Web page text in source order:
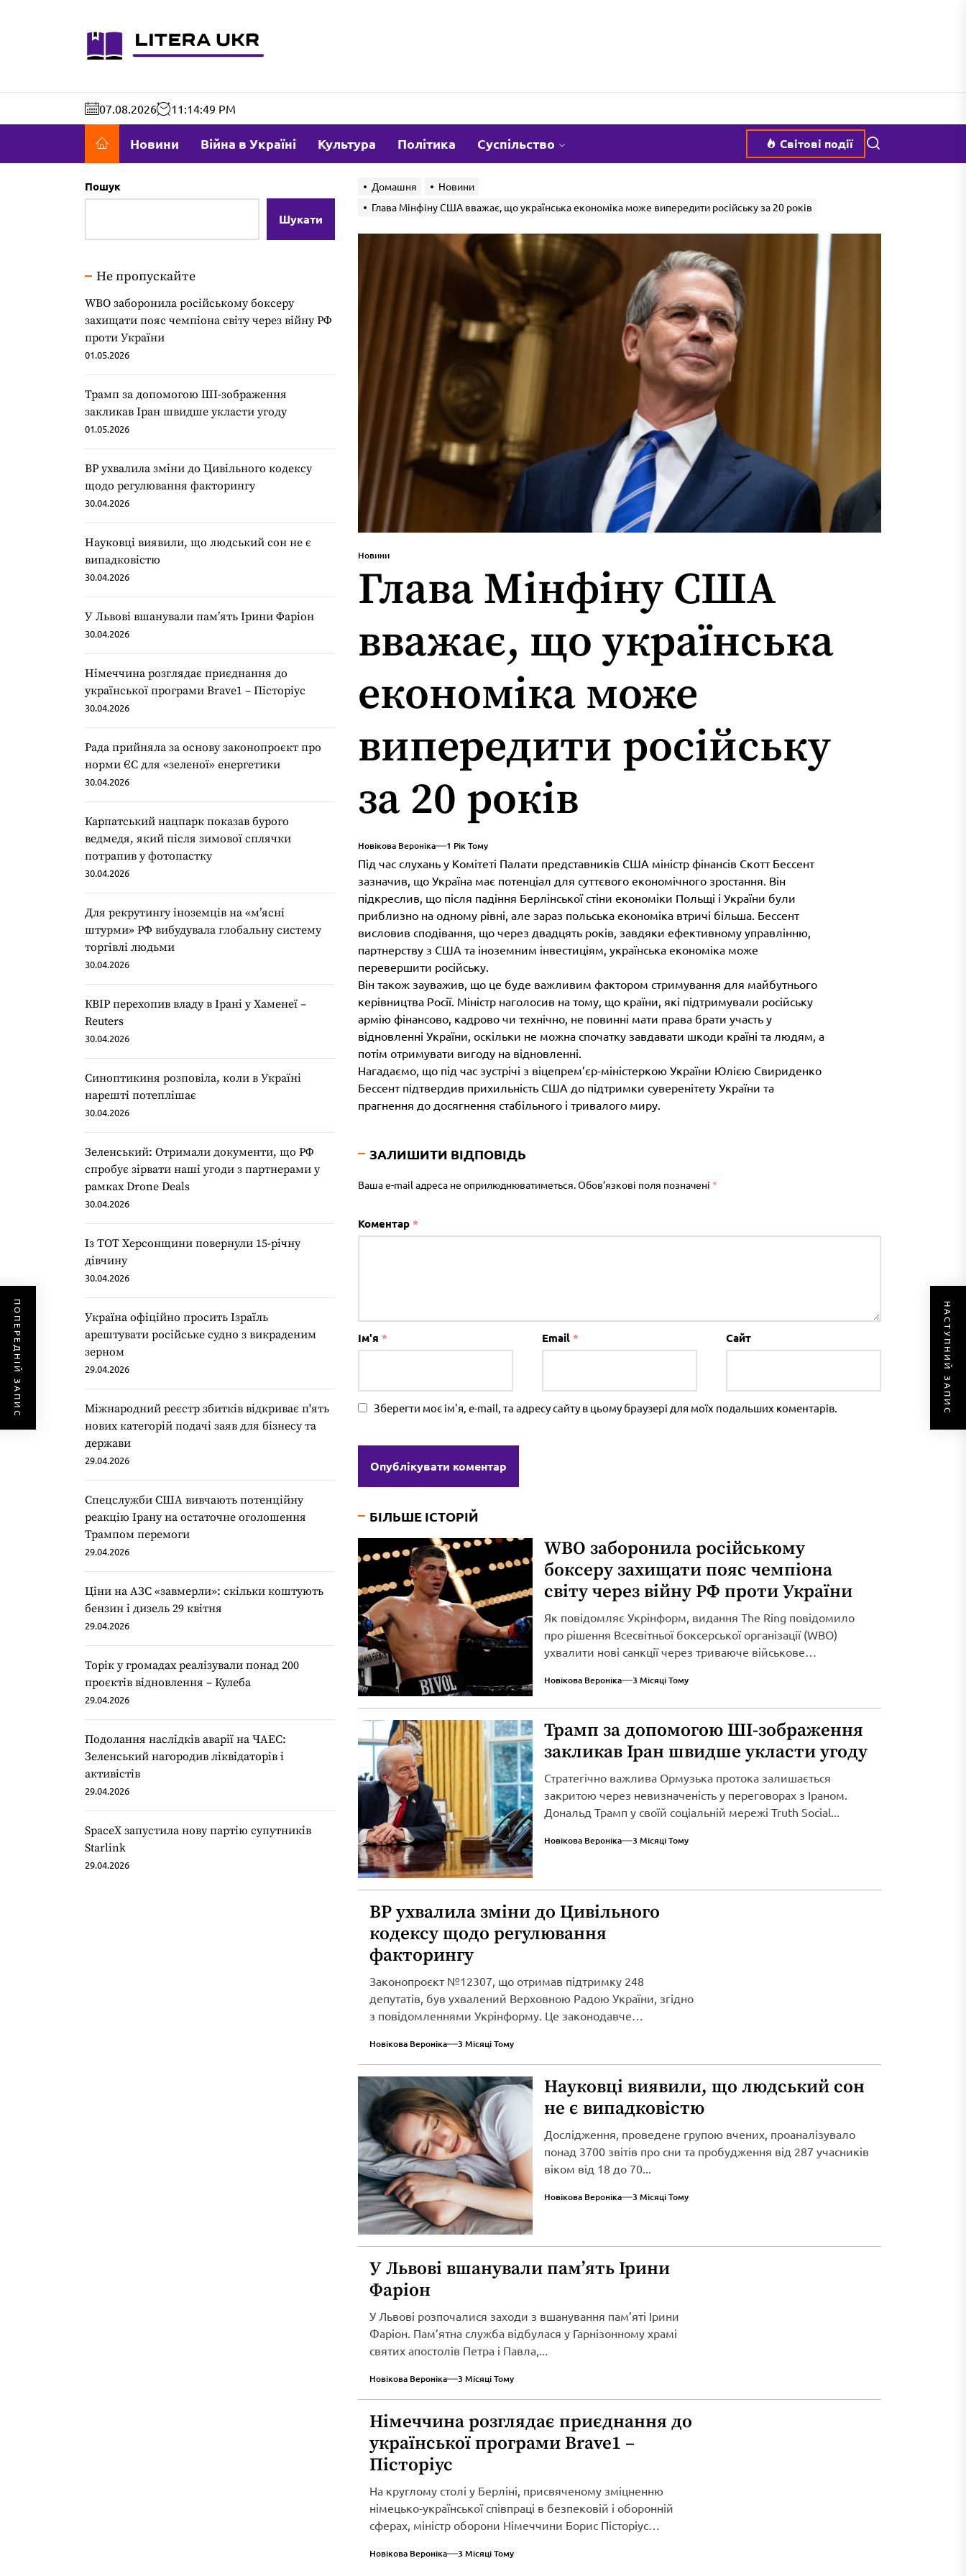
07.08.2026 11:14:50 PM
Новини Війна в Україні Культура Політика Суспільство Світові події Пошук
Домашня
Новини
Глава Мінфіну США вважає, що українська економіка може випередити російську за 20 років
Новини
Глава Мінфіну США
вважає, що українська
економіка може
випередити російську
за 20 років
Новікова Вероніка 1 Рік Тому
Під час слухань у Комітеті Палати представників США міністр фінансів Скотт Бессент
зазначив, що Україна має потенціал для суттєвого економічного зростання. Він
підкреслив, що після падіння Берлінської стіни економіки Польщі і України були
приблизно на одному рівні, але зараз польська економіка втричі більша. Бессент
висловив сподівання, що через двадцять років, завдяки ефективному управлінню,
партнерству з США та іноземним інвестиціям, українська економіка може
перевершити російську.
Він також зауважив, що це буде важливим фактором стримування для майбутнього
керівництва Росії. Міністр наголосив на тому, що країни, які підтримували російську
армію фінансово, кадрово чи технічно, не повинні мати права брати участь у
відновленні України, оскільки не можна спочатку завдавати шкоди країні та людям, а
потім отримувати вигоду на відновленні.
Нагадаємо, що під час зустрічі з віцепрем’єр-міністеркою України Юлією Свириденко
Бессент підтвердив прихильність США до підтримки суверенітету України та
прагнення до досягнення стабільного і тривалого миру.
ЗАЛИШИТИ ВІДПОВІДЬ
Ваша e-mail адреса не оприлюднюватиметься.Обов’язкові поля позначені *
Коментар *
Ім'я * Email * Сайт
Зберегти моє ім'я, e-mail, та адресу сайту в цьому браузері для моїх подальших коментарів.
ПОПЕРЕДНІЙ ЗАПИС НАСТУПНИЙ ЗАПИС
БІЛЬШЕ ІСТОРІЙ
WBO заборонила російському
боксеру захищати пояс чемпіона
світу через війну РФ проти України
Як повідомляє Укрінформ, видання The Ring повідомило
про рішення Всесвітньої боксерської організації (WBO)
ухвалити нові санкції через триваюче військове
Новікова Вероніка 3 Місяці Тому
Трамп за допомогою ШІ-зображення
закликав Іран швидше укласти угоду
Стратегічно важлива Ормузька протока залишається
закритою через невизначеність у переговорах з Іраном.
Дональд Трамп у своїй соціальній мережі Truth Social...
Новікова Вероніка 3 Місяці Тому
ВР ухвалила зміни до Цивільного
кодексу щодо регулювання
факторингу
Законопроєкт №12307, що отримав підтримку 248
депутатів, був ухвалений Верховною Радою України, згідно
з повідомленнями Укрінформу. Це законодавче
Новікова Вероніка 3 Місяці Тому
Науковці виявили, що людський сон
не є випадковістю
Дослідження, проведене групою вчених, проаналізувало
понад 3700 звітів про сни та пробудження від 287 учасників
віком від 18 до 70...
Новікова Вероніка 3 Місяці Тому
У Львові вшанували пам’ять Ірини
Фаріон
У Львові розпочалися заходи з вшанування пам’яті Ірини
Фаріон. Пам’ятна служба відбулася у Гарнізонному храмі
святих апостолів Петра і Павла,...
Новікова Вероніка 3 Місяці Тому
Німеччина розглядає приєднання до
української програми Brave1 –
Пісторіус
На круглому столі у Берліні, присвяченому зміцненню
німецько-української співпраці в безпековій і оборонній
сферах, міністр оборони Німеччини Борис Пісторіус
Новікова Вероніка 3 Місяці Тому
Пошук
Шукати
Не пропускайте
WBO заборонила російському боксеру
захищати пояс чемпіона світу через війну РФ
проти України
01.05.2026
Трамп за допомогою ШІ-зображення
закликав Іран швидше укласти угоду
01.05.2026
ВР ухвалила зміни до Цивільного кодексу
щодо регулювання факторингу
30.04.2026
Науковці виявили, що людський сон не є
випадковістю
30.04.2026
У Львові вшанували пам’ять Ірини Фаріон
30.04.2026
Німеччина розглядає приєднання до
української програми Brave1 – Пісторіус
30.04.2026
Рада прийняла за основу законопроєкт про
норми ЄС для «зеленої» енергетики
30.04.2026
Карпатський нацпарк показав бурого
ведмедя, який після зимової сплячки
потрапив у фотопастку
30.04.2026
Для рекрутингу іноземців на «мʼясні
штурми» РФ вибудувала глобальну систему
торгівлі людьми
30.04.2026
КВІР перехопив владу в Ірані у Хаменеї –
Reuters
30.04.2026
Синоптикиня розповіла, коли в Україні
нарешті потеплішає
30.04.2026
Зеленський: Отримали документи, що РФ
спробує зірвати наші угоди з партнерами у
рамках Drone Deals
30.04.2026
Із ТОТ Херсонщини повернули 15-річну
дівчину
30.04.2026
Україна офіційно просить Ізраїль
арештувати російське судно з викраденим
зерном
29.04.2026
Міжнародний реєстр збитків відкриває п'ять
нових категорій подачі заяв для бізнесу та
держави
29.04.2026
Спецслужби США вивчають потенційну
реакцію Ірану на остаточне оголошення
Трампом перемоги
29.04.2026
Ціни на АЗС «завмерли»: скільки коштують
бензин і дизель 29 квітня
29.04.2026
Торік у громадах реалізували понад 200
проєктів відновлення – Кулеба
29.04.2026
Подолання наслідків аварії на ЧАЕС:
Зеленський нагородив ліквідаторів і
активістів
29.04.2026
SpaceX запустила нову партію супутників
Starlink
29.04.2026